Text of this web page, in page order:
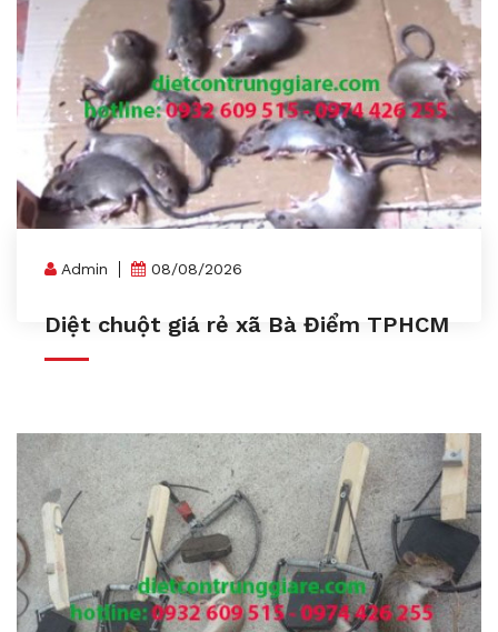
Admin 08/08/2026
Diệt chuột giá rẻ xã Bà Điểm TPHCM